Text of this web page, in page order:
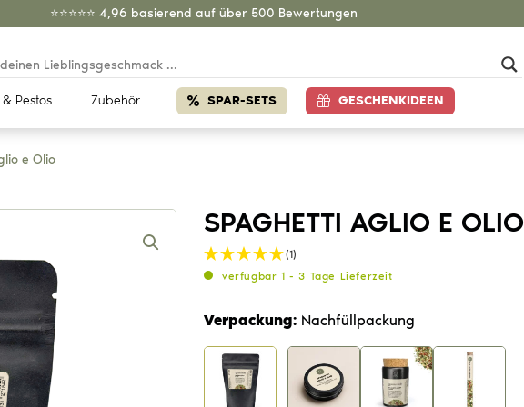
⭐️⭐️⭐️⭐️⭐️ 4,96 basierend auf über 500 Bewertungen
& Pestos Zubehör SPAR-SETS GESCHENKIDEEN
e Olio
SPAGHETTI AGLIO E OLIO
(1)
verfügbar 1 - 3 Tage Lieferzeit
Verpackung: Nachfüllpackung